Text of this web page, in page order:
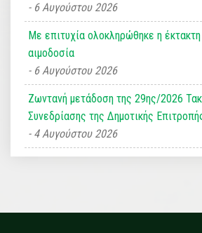
6 Αυγούστου 2026
Με επιτυχία ολοκληρώθηκε η
αιμοδοσία
6 Αυγούστου 2026
Ζωντανή μετάδοση της 29ης/2026
Συνεδρίασης της Δημοτικής
4 Αυγούστου 2026